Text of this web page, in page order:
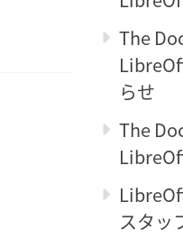
The
らせ
The
スタッ